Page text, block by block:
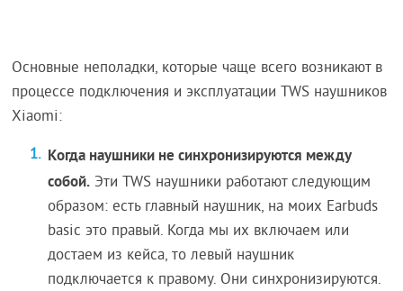
Основные неполадки, которые чаще всего возникают в
процессе подключения и эксплуатации TWS наушников
Xiaomi:
Когда наушники не синхронизируются между
собой. Эти TWS наушники работают следующим
образом: есть главный наушник, на моих Earbuds
basic это правый. Когда мы их включаем или
достаем из кейса, то левый наушник
подключается к правому. Они синхронизируются.